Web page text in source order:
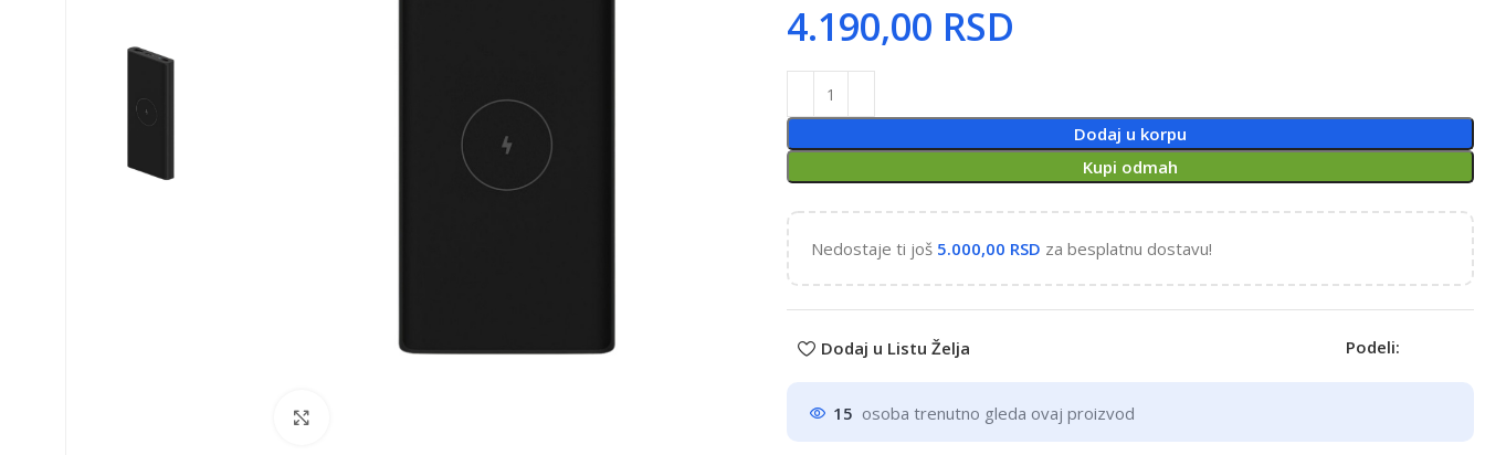
RSD
Dodaj u korpu
Kupi odmah
Nedostaje ti još 5.000,00 RSD za besplatnu dostavu!
Dodaj u Listu Želja Podeli:
15 osoba trenutno gleda ovaj proizvod